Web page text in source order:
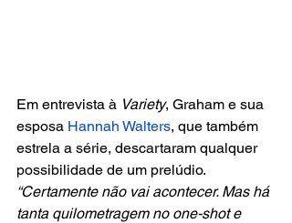
Em entrevista à Variety, Graham e sua
esposa Hannah Walters, que também
estrela a série, descartaram qualquer
possibilidade de um prelúdio.
“Certamente não vai acontecer. Mas há
tanta quilometragem no one-shot e